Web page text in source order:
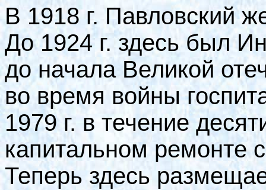
В 1918 г. Павловский
До 1924 г. здесь был
до начала Великой
во время войны
1979 г. в течение
капитальном ремонте
Теперь здесь